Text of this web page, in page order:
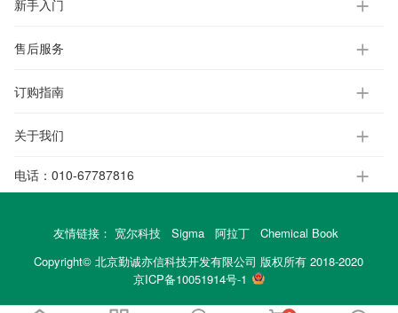
新手入门
售后服务
订购指南
关于我们
电话： 010-67787816
友情链接： 宽尔科技 Sigma 阿拉丁
Chemical Book
Copyright© 北京勤诚亦信科技开发有限公司 版权所有 2018-2020
京ICP备10051914号-1